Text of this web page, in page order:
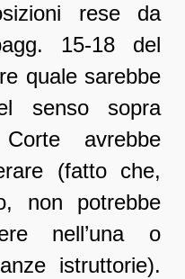
rese da
15-18 del
quale sarebbe
senso sopra
avrebbe
(fatto che,
non potrebbe
nell’una o
istruttorie).